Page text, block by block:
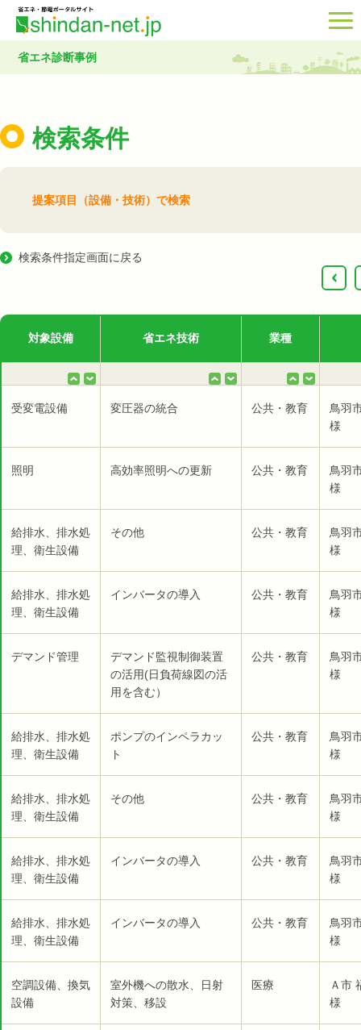
省エネ診断事例
検索条件
提案項目（設備・技術）で検索
検索条件指定画面に戻る
‹
対象設備 省エネ技術 業種
受変電設備 変圧器の統合 公共・教育
鳥羽
様
照明 高効率照明への更新 公共・教育
鳥羽
様
給排水、排水処
理、衛生設備
その他 公共・教育
鳥羽
様
給排水、排水処
理、衛生設備
インバータの導入 公共・教育
鳥羽
様
デマンド管理
デマンド監視制御装置
の活用(日負荷線図の活
用を含む）
公共・教育
鳥羽
様
給排水、排水処
理、衛生設備
ポンプのインペラカッ
ト
公共・教育
鳥羽
様
給排水、排水処
理、衛生設備
その他 公共・教育
鳥羽
様
給排水、排水処
理、衛生設備
インバータの導入 公共・教育
鳥羽
様
給排水、排水処
理、衛生設備
インバータの導入 公共・教育
鳥羽
様
空調設備、換気
設備
室外機への散水、日射
対策、移設
医療
Ａ市
様